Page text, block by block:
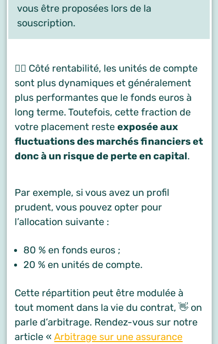
vous être proposées lors de la
souscription.
🙋‍♂️ Côté rentabilité, les unités de compte
sont plus dynamiques et généralement
plus performantes que le fonds euros à
long terme. Toutefois, cette fraction de
votre placement resteexposée aux
fluctuations des marchés financiers et
donc à un risque de perte en capital.
Par exemple, si vous avez un profil
prudent, vous pouvez opter pour
l’allocation suivante :
80 % en fonds euros ;
20 % en unités de compte.
Cette répartition peut être modulée à
tout moment dans la vie du contrat, 👋 on
parle d’arbitrage. Rendez-vous sur notre
article «Arbitrage sur une assurance